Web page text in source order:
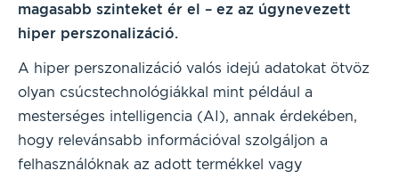
magasabb szinteket ér el – ez az úgynevezett
hiper perszonalizáció.
A hiper perszonalizáció valós idejú adatokat ötvöz
olyan csúcstechnológiákkal mint például a
mesterséges intelligencia (AI), annak érdekében,
hogy relevánsabb információval szolgáljon a
felhasználóknak az adott termékkel vagy